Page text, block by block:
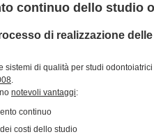
continuo dello studio
di realizzazione
sistemi di qualità per studi odontoiatrici
.
notevoli vantaggi:
continuo
costi dello studio